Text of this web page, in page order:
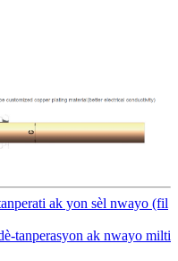
ak yon sèl nwayo (fil
tanperasyon ak nwayo milti